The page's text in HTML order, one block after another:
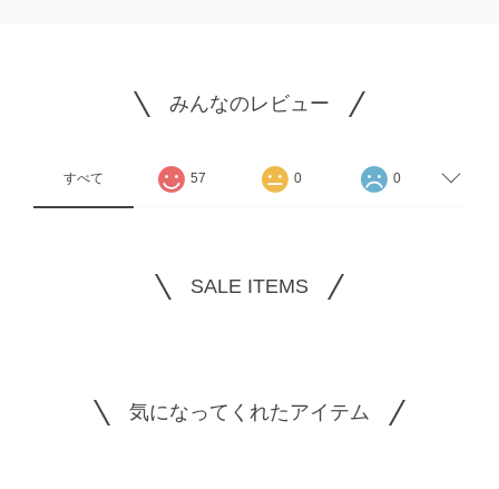
みんなのレビュー
すべて 57 0 0
SALE ITEMS
気になってくれたアイテム